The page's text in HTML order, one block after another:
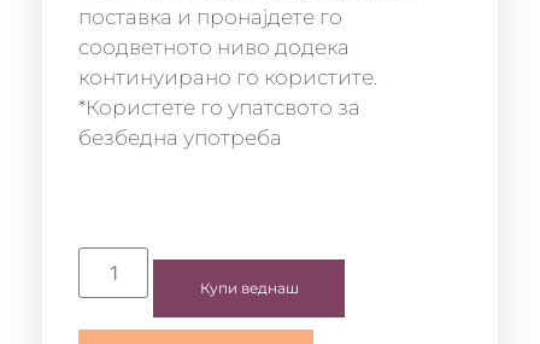
поставка и пронајдете го
соодветното ниво додека
континуирано го користите.
*Користете го упатсвото за
безбедна употреба
Купи веднаш